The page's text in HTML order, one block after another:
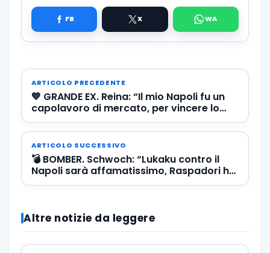
ARTICOLO PRECEDENTE
💙 GRANDE EX. Reina: “Il mio Napoli fu un
capolavoro di mercato, per vincere lo
scudetto serve anche…”
ARTICOLO SUCCESSIVO
💣 BOMBER. Schwoch: “Lukaku contro il
Napoli sarà affamatissimo, Raspadori ha
margini di crescita senza limiti”
Altre notizie da leggere